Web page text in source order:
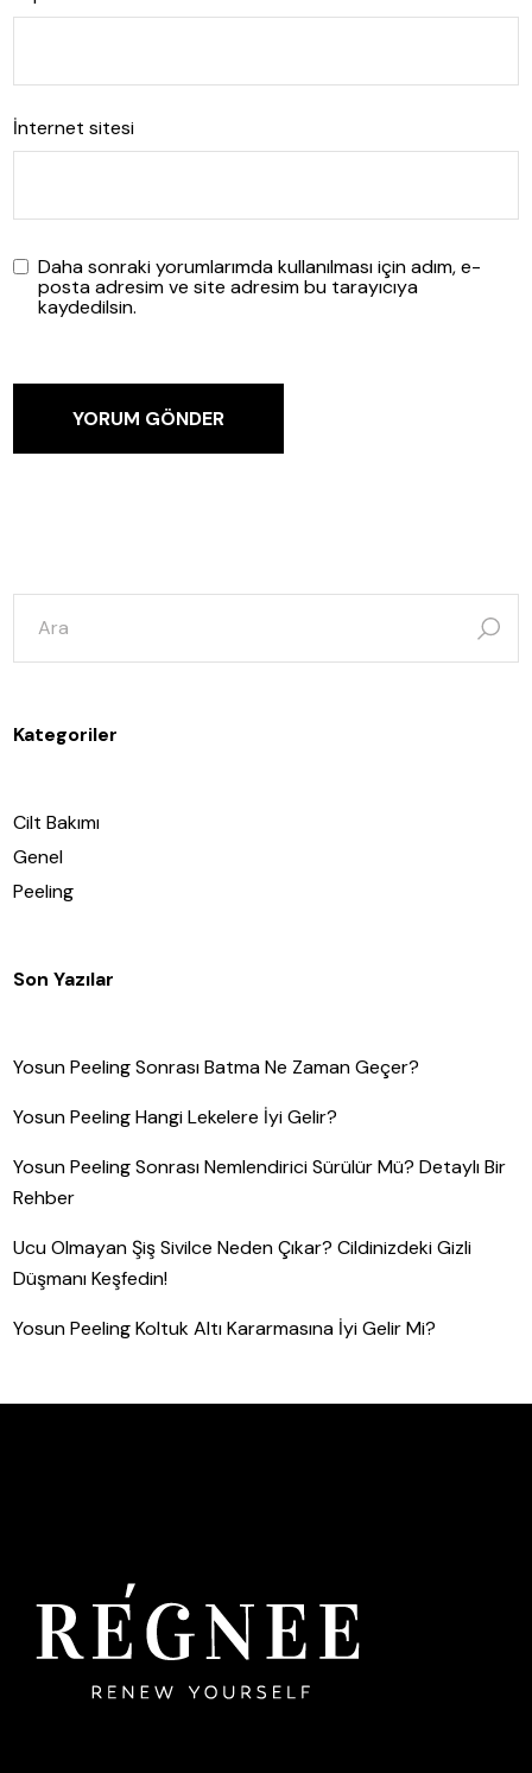
İnternet sitesi
Daha sonraki yorumlarımda kullanılması için adım, e-
posta adresim ve site adresim bu tarayıcıya
kaydedilsin.
YORUM GÖNDER
şunun
için
ara:
Kategoriler
Cilt Bakımı
Genel
Peeling
Son Yazılar
Yosun Peeling Sonrası Batma Ne Zaman Geçer?
Yosun Peeling Hangi Lekelere İyi Gelir?
Yosun Peeling Sonrası Nemlendirici Sürülür Mü? Detaylı Bir
Rehber
Ucu Olmayan Şiş Sivilce Neden Çıkar? Cildinizdeki Gizli
Düşmanı Keşfedin!
Yosun Peeling Koltuk Altı Kararmasına İyi Gelir Mi?